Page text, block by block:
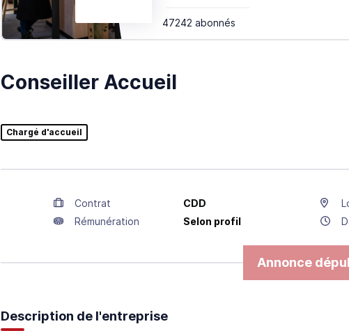
47242 abonnés
Conseiller Accueil
Chargé d'accueil
Contrat CDD
Rémunération
Selon profil
Annonce
Description de l'entreprise